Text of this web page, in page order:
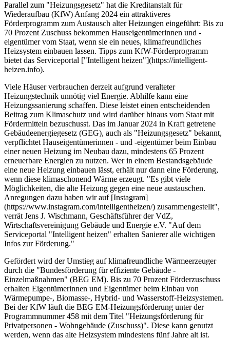
Parallel zum "Heizungsgesetz" hat die Kreditanstalt für
Wiederaufbau (KfW) Anfang 2024 ein attraktiveres
Förderprogramm zum Austausch alter Heizungen eingeführt: Bis zu
70 Prozent Zuschuss bekommen Hauseigentümerinnen und -
eigentümer vom Staat, wenn sie ein neues, klimafreundliches
Heizsystem einbauen lassen. Tipps zum KfW-Förderprogramm
bietet das Serviceportal ["Intelligent heizen"](https://intelligent-
heizen.info).
Viele Häuser verbrauchen derzeit aufgrund veralteter
Heizungstechnik unnötig viel Energie. Abhilfe kann eine
Heizungssanierung schaffen. Diese leistet einen entscheidenden
Beitrag zum Klimaschutz und wird darüber hinaus vom Staat mit
Fördermitteln bezuschusst. Das im Januar 2024 in Kraft getretene
Gebäudeenergiegesetz (GEG), auch als "Heizungsgesetz" bekannt,
verpflichtet Hauseigentümerinnen - und -eigentümer beim Einbau
einer neuen Heizung im Neubau dazu, mindestens 65 Prozent
erneuerbare Energien zu nutzen. Wer in einem Bestandsgebäude
eine neue Heizung einbauen lässt, erhält nur dann eine Förderung,
wenn diese klimaschonend Wärme erzeugt. "Es gibt viele
Möglichkeiten, die alte Heizung gegen eine neue austauschen.
Anregungen dazu haben wir auf [Instagram]
(https://www.instagram.com/intelligentheizen/) zusammengestellt",
verrät Jens J. Wischmann, Geschäftsführer der VdZ,
Wirtschaftsvereinigung Gebäude und Energie e.V. "Auf dem
Serviceportal "Intelligent heizen" erhalten Sanierer alle wichtigen
Infos zur Förderung."
Gefördert wird der Umstieg auf klimafreundliche Wärmeerzeuger
durch die "Bundesförderung für effiziente Gebäude -
Einzelmaßnahmen" (BEG EM). Bis zu 70 Prozent Förderzuschuss
erhalten Eigentümerinnen und Eigentümer beim Einbau von
Wärmepumpe-, Biomasse-, Hybrid- und Wasserstoff-Heizsystemen.
Bei der KfW läuft die BEG EM-Heizungsförderung unter der
Programmnummer 458 mit dem Titel "Heizungsförderung für
Privatpersonen - Wohngebäude (Zuschuss)". Diese kann genutzt
werden, wenn das alte Heizsystem mindestens fünf Jahre alt ist.